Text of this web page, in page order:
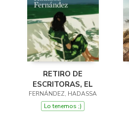
RETIRO DE
ESCRITORAS, EL
FERNÁNDEZ, HADASSA
Lo tenemos ;)